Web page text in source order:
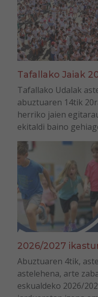
Tafallako Jaiak
Tafallako Udalak
abuztuaren 14tik
herriko jaien
ekitaldi baino
2026/2027
Abuztuaren 4tik,
astelehena, arte
eskualdeko 2026/